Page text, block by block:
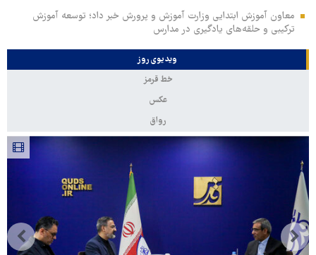
معاون آموزش ابتدایی وزارت آموزش و پرورش خبر داد؛ توسعه آموزش
ترکیبی و حلقه‌های یادگیری در مدارس
ویدیوی روز
خط قرمز
عکس
رواق